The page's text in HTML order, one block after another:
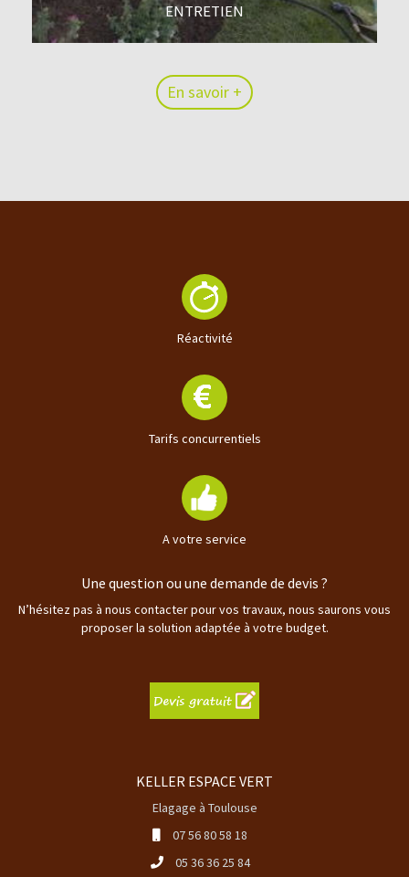
ENTRETIEN
En savoir +
Réactivité
Tarifs concurrentiels
A votre service
Une question ou une demande de devis ?
N’hésitez pas à nous contacter pour vos travaux, nous saurons vous
proposer la solution adaptée à votre budget.
KELLER ESPACE VERT
Elagage à Toulouse
07 56 80 58 18
05 36 36 25 84